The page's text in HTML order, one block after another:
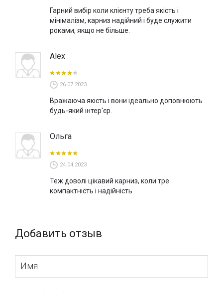
Гарний вибір коли клієнту треба якість і
мінімалізм, карниз надійний і буде служити
роками, якщо не більше.
Alex
26.07.2023
Вражаюча якість і вони ідеально доповнюють
будь-який інтер'єр.
Ольга
24.04.2023
Теж доволі цікавий карниз, коли тре
компактність і надійність
Добавить отзыв